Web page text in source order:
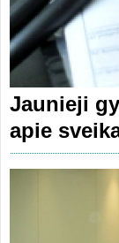
Jaunieji
apie